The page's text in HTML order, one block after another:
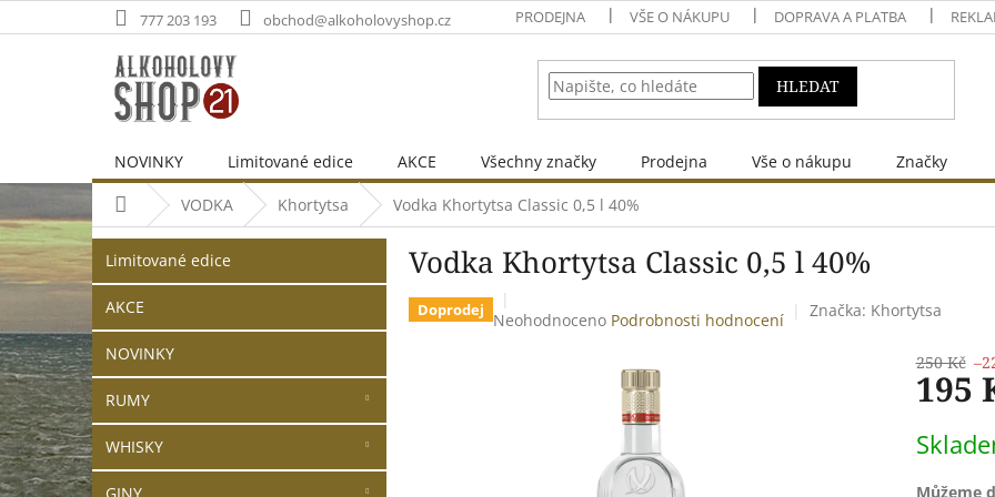
na
777 203 193 obchod@alkoholovyshop.cz PRODEJNA VŠE O NÁKUPU DOPRAVA A PLATBA
HLEDAT
NOVINKY Limitované edice AKCE Všechny značky Prodejna Vše o nákupu Značky
Domů VODKA Khortytsa Vodka Khortytsa Classic 0,5 l 40%
P
o
s
r
a
n
n
í
p
a
kategorie
Limitované edice
AKCE
NOVINKY
RUMY
WHISKY
Vodka Khortytsa Classic 0,5 l 40%
Doprodej Průměrné
Neohodnoceno Podrobnosti hodnocení Značka: Khortytsa
250 Kč
195
cena:
Můžeme